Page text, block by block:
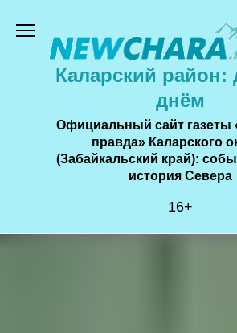
содержанию
Каларский район:
днём
Официальный сайт газеты
правда» Каларского
(Забайкальский край):
история Cевера
16+